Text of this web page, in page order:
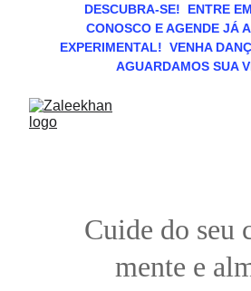
DESCUBRA-SE!  ENTRE
CONOSCO E AGENDE JÁ
EXPERIMENTAL!  VENHA
AGUARDAMOS SUA
Cuide do seu
mente e